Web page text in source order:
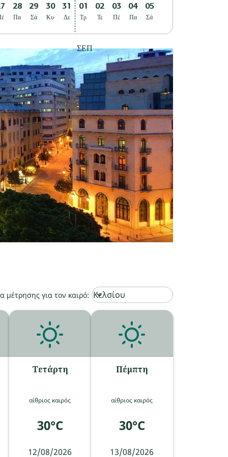
28
Πα
29
Σά
30
Κυ
31
Δε
01
Τρ
ΣΕΠ
02
Τε
03
Πέ
04
Πα
05
Σά
μέτρησης για τον καιρό: Weather unit option Κελσίου Selected
Κελσίου
keyboard_arrow_down
Τετάρτη
αίθριος καιρός
30°C
12/08/2026
Πέμπτη
αίθριος καιρός
30°C
13/08/2026